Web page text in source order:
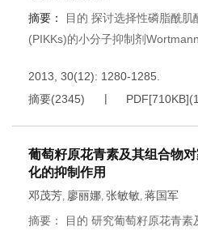
摘要：
目的 探讨选择性磷脂酰
(PIKKs)的小分子抑制剂
2013, 30(12): 1280-1285.
摘要(2345) PDF[710KB](
葡萄籽原花青素及其组合物
化的抑制作用
邓茂芳, 廖丽娜, 张敏敏, 蒋国军
摘要： 目的 研究葡萄籽原花青素